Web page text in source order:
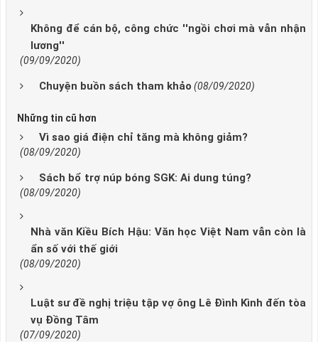
Không để cán bộ, công chức ''ngồi chơi mà vẫn nhận
lương''
(09/09/2020)
Chuyện buồn sách tham khảo (08/09/2020)
Những tin cũ hơn
Vì sao giá điện chỉ tăng mà không giảm?
(08/09/2020)
Sách bổ trợ núp bóng SGK: Ai dung túng?
(08/09/2020)
Nhà văn Kiều Bích Hậu: Văn học Việt Nam vẫn còn là
ẩn số với thế giới
(08/09/2020)
Luật sư đề nghị triệu tập vợ ông Lê Đình Kình đến tòa
vụ Đồng Tâm
(07/09/2020)